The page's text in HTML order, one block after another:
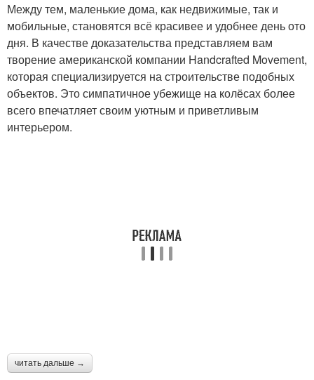
Между тем, маленькие дома, как недвижимые, так и
мобильные, становятся всё красивее и удобнее день ото
дня. В качестве доказательства представляем вам
творение американской компании Handcrafted Movement,
которая специализируется на строительстве подобных
объектов. Это симпатичное убежище на колёсах более
всего впечатляет своим уютным и приветливым
интерьером.
читать дальше →